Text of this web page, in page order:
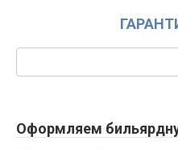
Поиск:
Блог
Оформляем